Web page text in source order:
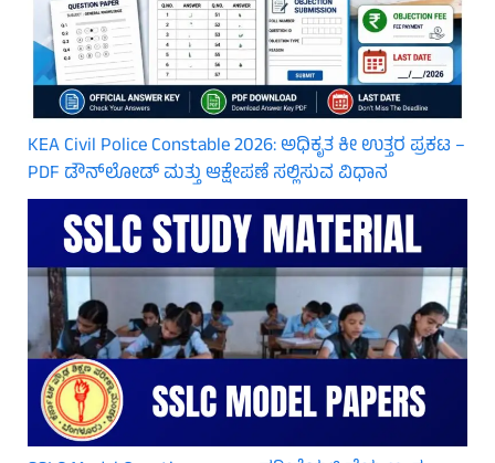
KEA Civil Police Constable 2026: ಅಧಿಕೃತ ಕೀ ಉತ್ತರ ಪ್ರಕಟ –
PDF ಡೌನ್‌ಲೋಡ್ ಮತ್ತು ಆಕ್ಷೇಪಣೆ ಸಲ್ಲಿಸುವ ವಿಧಾನ